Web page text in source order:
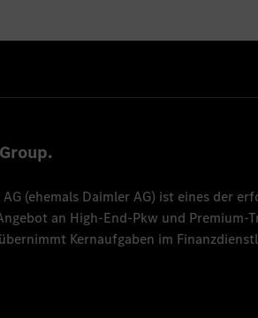
(ehemals Daimler AG) ist eines der
an High-End-Pkw und Premium-
Kernaufgaben im